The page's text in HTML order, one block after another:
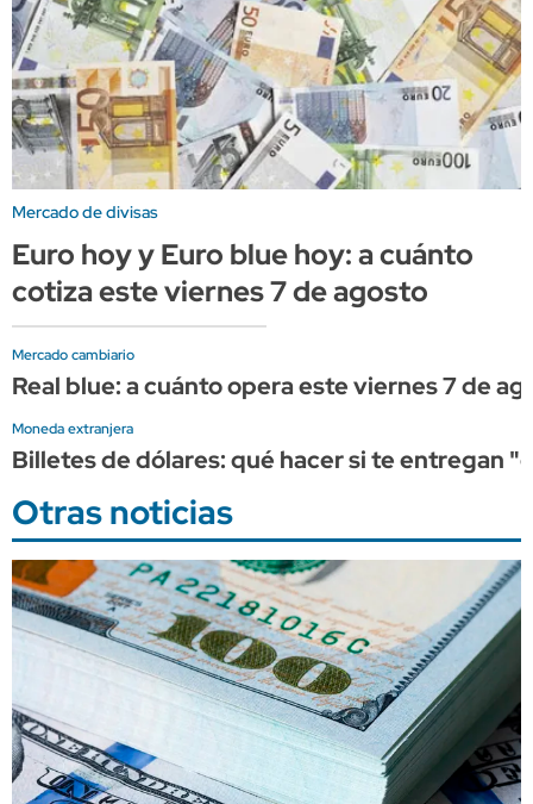
Mercado de divisas
Euro hoy y Euro blue hoy: a cuánto
cotiza este viernes 7 de agosto
Mercado cambiario
Real blue: a cuánto opera este viernes 7 de
Moneda extranjera
Billetes de dólares: qué hacer si te entregan
Otras noticias